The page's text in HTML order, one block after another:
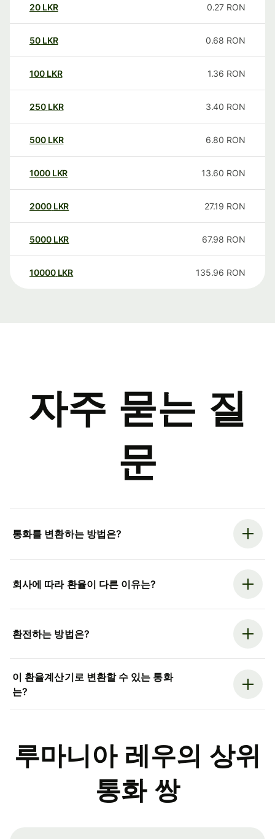
20 LKR 0.27 RON
50 LKR 0.68 RON
100 LKR 1.36 RON
250 LKR 3.40 RON
500 LKR 6.80 RON
1000 LKR 13.60 RON
2000 LKR 27.19 RON
5000 LKR 67.98 RON
10000 LKR 135.96 RON
자주 묻는 질
문
통화를 변환하는 방법은?
회사에 따라 환율이 다른 이유는?
환전하는 방법은?
이 환율계산기로 변환할 수 있는 통화
는?
루마니아 레우의 상위
통화 쌍